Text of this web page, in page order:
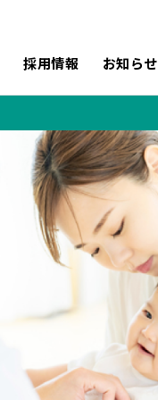
採用情報 お知らせ